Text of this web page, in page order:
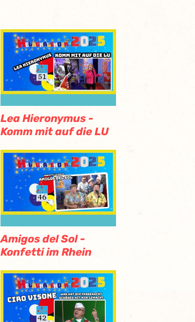
Lea Hieronymus -
Komm mit auf die LU
Amigos del Sol -
Konfetti im Rhein